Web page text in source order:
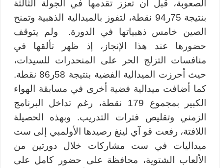
الصعوبة، قبل أن تعزز تقدمها في الجولة الثالثة
بنتيجة 75ر94 نقطة، لتفوز بالميدالية الذهبية وتمنح
الصين خامس ذهبياتها في الدورة.
ولم يتوقف
حضورها عند هذا الإنجاز، إذ ظهر تألقها في
منافسات التزلج الحر على المنحدرات للسيدات،
حيث أحرزت الميدالية الفضية بنتيجة 58ر86 نقطة.
كما أضافت ميدالية فضية أخرى في مسابقة الهواء
الكبير بمجموع 179 نقطة، رغم تداخل البرنامج
الزمني وتقليص فترات التدريب. وبهذه الحصيلة
اللافتة، رفعت قو آي لينغ رصيدها الأولمبي إلى ست
ميداليات في ست مشاركات خلال دورتين من
الألعاب الشتوية، محافظة على حضور كامل على